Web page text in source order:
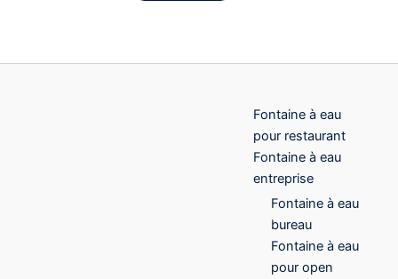
Fontaine à eau
pour restaurant
Fontaine à eau
entreprise
Fontaine à eau
bureau
Fontaine à eau
pour open